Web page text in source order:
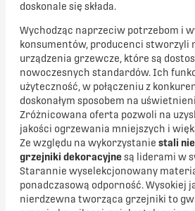
doskonale się składa.
Wychodząc naprzeciw potrzebom i
konsumentów, producenci stworzyli
urządzenia grzewcze, które są
nowoczesnych standardów. Ich
użyteczność, w połączeniu z
doskonałym sposobem na
Zróżnicowana oferta pozwoli na
jakości ogrzewania mniejszych i
Ze względu na wykorzystanie stali
grzejniki dekoracyjnesą liderami w
Starannie wyselekcjonowany
ponadczasową odporność. Wysokiej
nierdzewna tworząca grzejniki to